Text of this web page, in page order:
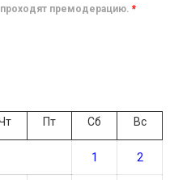
премодерацию. *
Пт Сб Вс
1 2